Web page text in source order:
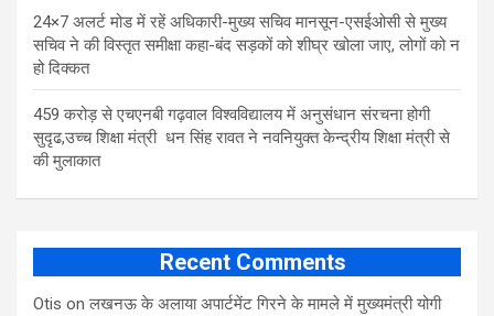
24×7 अलर्ट मोड में रहें अधिकारी-मुख्य सचिव मानसून-एसईओसी से मुख्य
सचिव ने की विस्तृत समीक्षा कहा-बंद सड़कों को शीघ्र खोला जाए, लोगों को न
हो दिक्कत
459 करोड़ से एचएनबी गढ़वाल विश्वविद्यालय में अनुसंधान संरचना होगी
सुदृढ,उच्च शिक्षा मंत्री धन सिंह रावत ने नवनियुक्त केन्द्रीय शिक्षा मंत्री से
की मुलाकात
Recent Comments
Otis onलखनऊ के अलाया अपार्टमेंट गिरने के मामले में मुख्‍यमंत्री योगी